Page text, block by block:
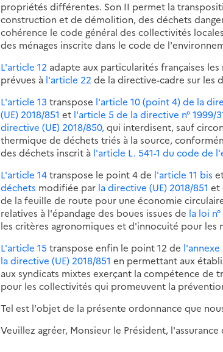
propriétés différentes. Son II permet la
construction et de démolition, des déchets
cohérence le code général des collectivités
des ménages inscrite dans le code de
L'article 12 adapte aux particularités françaises
prévues à l'article 22 de la directive-cadre sur les
L'article 13 transpose l'article 10 (point 4) de la
(UE) 2018/851 et l'article 5 de la directive n° 1999/
directive (UE) 2018/850,qui interdisent, sauf
thermique de déchets triés à la source,
des déchets inscrit à l'article L. 541-1 du code de
L'article 14transpose le point 4 de l'article 11 bis
déchets modifiée par la directive (UE) 2018/851 et
de la feuille de route pour une économie
relatives à l'épandage des boues issues de la loi
les critères agronomiques et d'innocuité pour
L'article 15 transpose enfin le point 12 de
la directive (UE) 2018/851 en permettant aux
aux syndicats mixtes exerçant la compétence
pour les collectivités qui promeuvent la
Tel est l'objet de la présente ordonnance que
Veuillez agréer, Monsieur le Président,